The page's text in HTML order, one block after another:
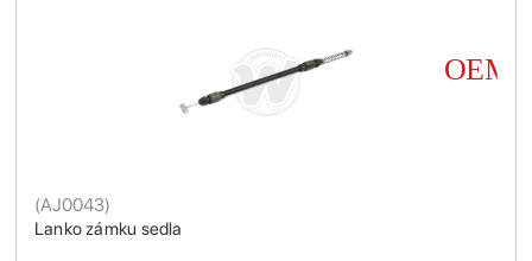
Lanko zámku sedla
(AJ0043)